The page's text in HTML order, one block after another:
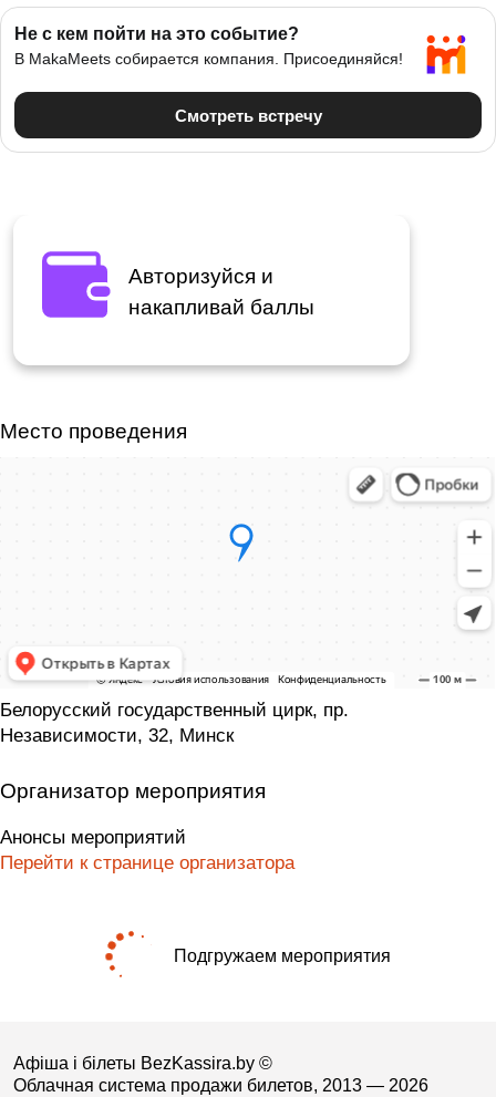
Авторизуйся и
накапливай баллы
Место проведения
Белорусский государственный цирк, пр.
Независимости, 32, Минск
Организатор мероприятия
Анонсы мероприятий
Перейти к странице организатора
Подгружаем мероприятия
Афіша і білеты BezKassira.by ©
Облачная система продажи билетов, 2013 — 2026